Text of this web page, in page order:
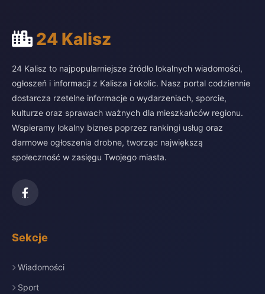
24 Kalisz
24 Kalisz to najpopularniejsze źródło lokalnych wiadomości,
ogłoszeń i informacji z Kalisza i okolic. Nasz portal codziennie
dostarcza rzetelne informacje o wydarzeniach, sporcie,
kulturze oraz sprawach ważnych dla mieszkańców regionu.
Wspieramy lokalny biznes poprzez rankingi usług oraz
darmowe ogłoszenia drobne, tworząc największą
społeczność w zasięgu Twojego miasta.
Sekcje
Wiadomości
Sport